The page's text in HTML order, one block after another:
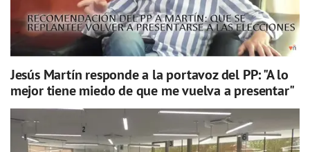
Jesús Martín responde a la portavoz del PP: "A lo
mejor tiene miedo de que me vuelva a presentar"